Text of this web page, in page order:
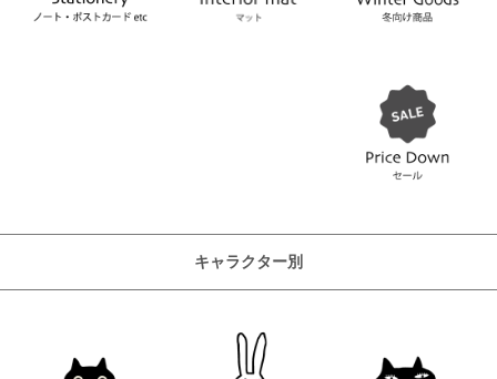
キャラクター別